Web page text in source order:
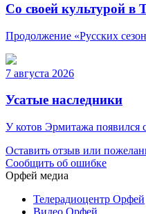
Со своей культурой в
Продолжение «Русских
7 августа 2026
Усатые наследники
У котов Эрмитажа появился
Оставить отзыв или
Сообщить об ошибке
Орфей медиа
Телерадиоцентр Орфей
Видео Орфей